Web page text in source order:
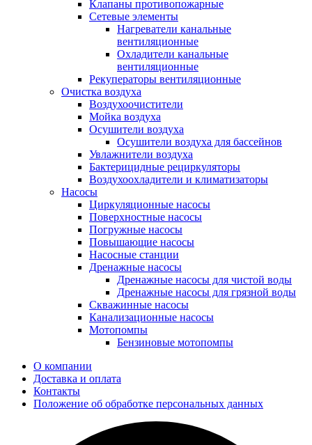
Клапаны противопожарные
Сетевые элементы
Нагреватели канальные
вентиляционные
Охладители канальные
вентиляционные
Рекуператоры вентиляционные
Очистка воздуха
Воздухоочистители
Мойка воздуха
Осушители воздуха
Осушители воздуха для бассейнов
Увлажнители воздуха
Бактерицидные рециркуляторы
Воздухоохладители и климатизаторы
Насосы
Циркуляционные насосы
Поверхностные насосы
Погружные насосы
Повышающие насосы
Насосные станции
Дренажные насосы
Дренажные насосы для чистой воды
Дренажные насосы для грязной воды
Скважинные насосы
Канализационные насосы
Мотопомпы
Бензиновые мотопомпы
О компании
Доставка и оплата
Контакты
Положение об обработке персональных данных